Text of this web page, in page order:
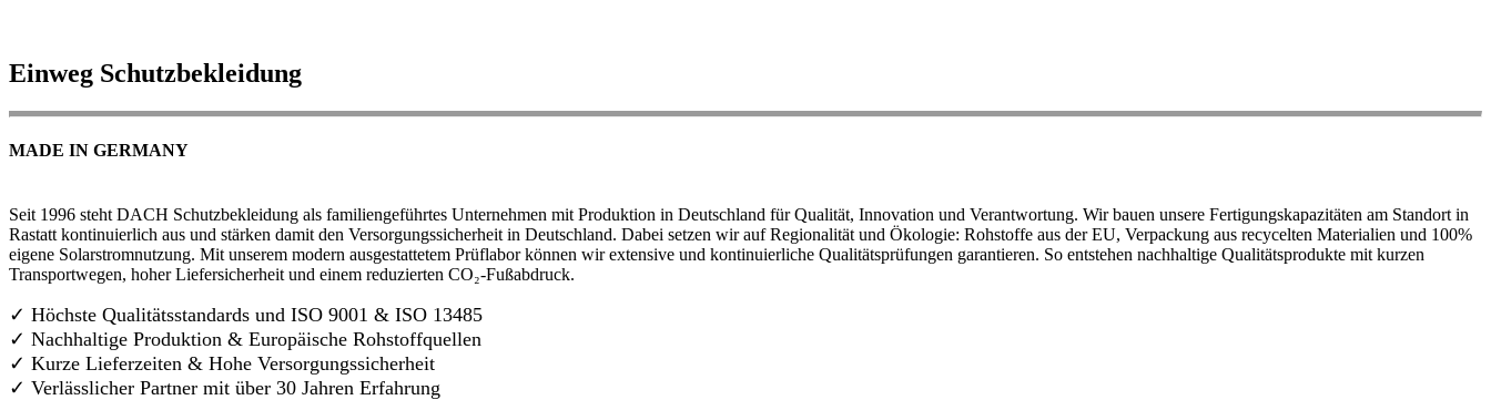
Einweg Schutzbekleidung
MADE IN GERMANY
Seit 1996 steht DACH Schutzbekleidung als familiengeführtes Unternehmen mit Produktion in Deutschland für Qualität, Innovation und Verantwortung. Wir bauen unsere Fertigungskapazitäten am Standort in
Rastatt kontinuierlich aus und stärken damit den Versorgungssicherheit in Deutschland. Dabei setzen wir auf Regionalität und Ökologie: Rohstoffe aus der EU, Verpackung aus recycelten Materialien und 100%
eigene Solarstromnutzung. Mit unserem modern ausgestattetem Prüflabor können wir extensive und kontinuierliche Qualitätsprüfungen garantieren. So entstehen nachhaltige Qualitätsprodukte mit kurzen
Transportwegen, hoher Liefersicherheit und einem reduzierten CO₂-Fußabdruck.
✓ Höchste Qualitätsstandards und ISO 9001 & ISO 13485
✓ Nachhaltige Produktion & Europäische Rohstoffquellen
✓ Kurze Lieferzeiten & Hohe Versorgungssicherheit
✓ Verlässlicher Partner mit über 30 Jahren Erfahrung